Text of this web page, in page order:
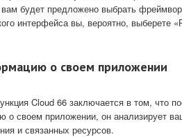
будет предложено выбрать
интерфейса вы, вероятно, выберете
о своем приложении
Cloud 66 заключается в том, что
о своем приложении, он анализирует
и связанных ресурсов.